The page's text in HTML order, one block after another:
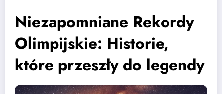
Niezapomniane Rekordy
Olimpijskie: Historie,
które przeszły do legendy